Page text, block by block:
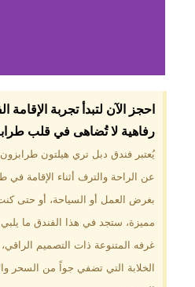
لماذا تختار
تري
موقع مميز في قلب
من أهم المعالم
الخضراء. مرافق
مسبحًا داخليًا،
رياضية، ومطاعم
احجز الآن لتبدأ تجربة الإقامة
رفاهية لا تُضاهى في قلب
يُعتبر فندق دبل تري هيلتون
عن الراحة والترف أثناء الإقامة
بغرض العمل أو السياحة، أو حتى
مميزة، ستجد في هذا الفندق ما
غرفه المتنوعة ذات التصميم الراقي،
الخلابة التي تضفي جواً من السحر